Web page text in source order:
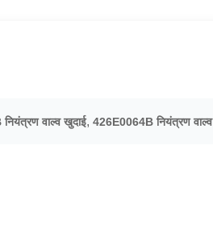
वाल्व खुदाई, 426E0064B नियंत्रण वाल्व